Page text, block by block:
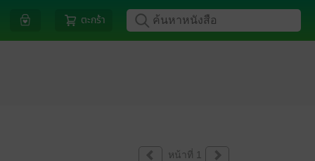
ตะกร้า
หน้าที่ 1